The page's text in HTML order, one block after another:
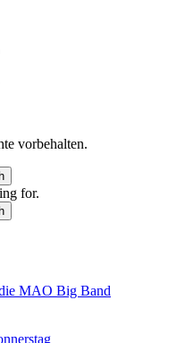
vorbehalten.
for.
MAO Big Band